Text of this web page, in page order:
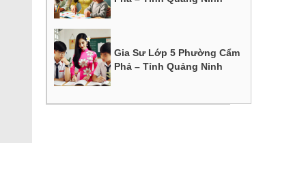
Gia Sư Lớp 5 Phường Cẩm
Phả – Tỉnh Quảng Ninh